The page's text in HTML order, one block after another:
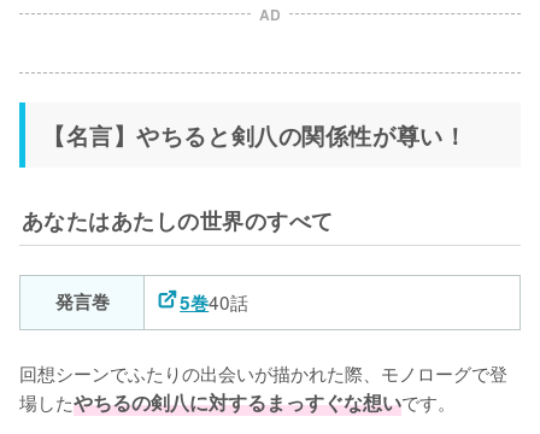
AD
【名言】やちると剣八の関係性が尊い！
あなたはあたしの世界のすべて
発言巻 5巻40話
回想シーンでふたりの出会いが描かれた際、モノローグで登
場したやちるの剣八に対するまっすぐな想いです。